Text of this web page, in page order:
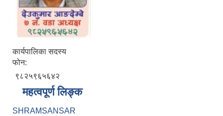
कार्यपालिका सदस्य
फोन:
९८२५९६५६४२
महत्वपूर्ण लिङ्क
SHRAMSANSAR